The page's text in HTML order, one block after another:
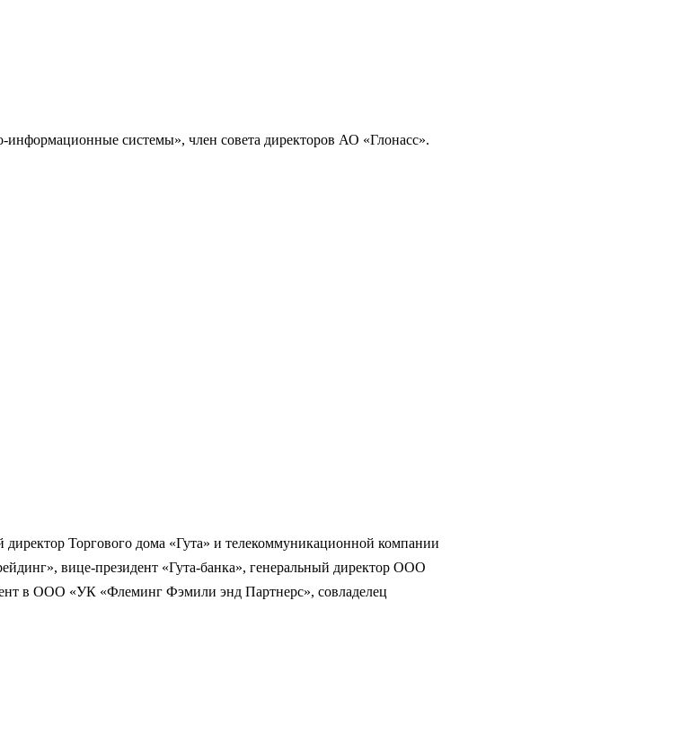
системы», член совета директоров АО «Глонасс».
Торгового дома «Гута» и телекоммуникационной компании
вице-президент «Гута-банка», генеральный директор ООО
в ООО «УК «Флеминг Фэмили энд Партнерс», совладелец